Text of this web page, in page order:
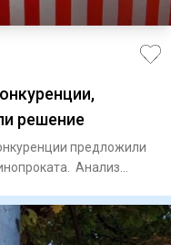
решение
предложили
Анализ